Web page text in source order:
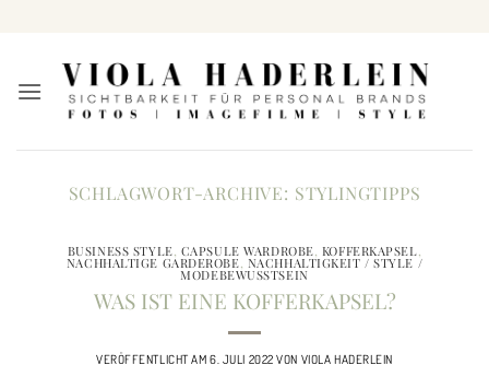
SCHLAGWORT-ARCHIVE: STYLINGTIPPS
BUSINESS STYLE, CAPSULE WARDROBE, KOFFERKAPSEL,
NACHHALTIGE GARDEROBE, NACHHALTIGKEIT / STYLE /
MODEBEWUSSTSEIN
WAS IST EINE KOFFERKAPSEL?
VERÖFFENTLICHT AM6. JULI 2022 VON VIOLA HADERLEIN